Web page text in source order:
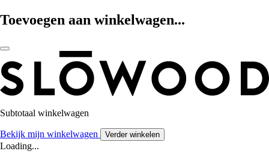
Toevoegen aan winkelwagen...
Subtotaal winkelwagen
Bekijk mijn winkelwagen Verder winkelen
Loading...